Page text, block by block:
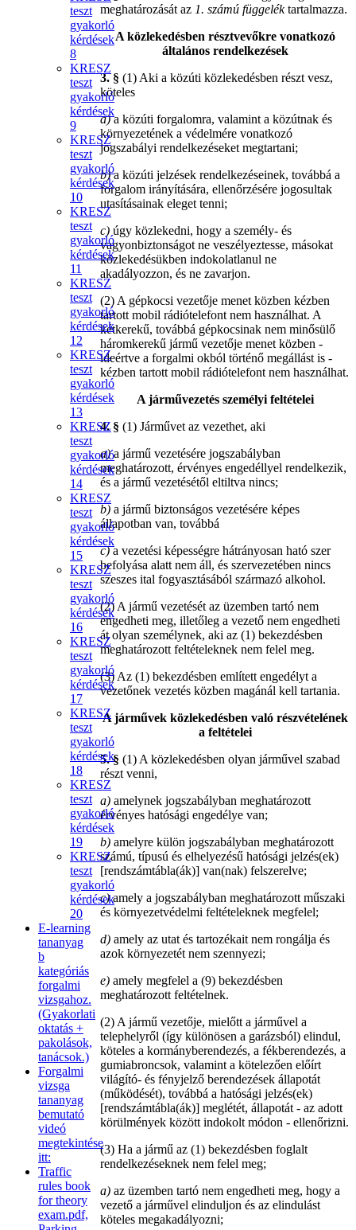
meghatározását az 1. számú függeléktartalmazza.
A közlekedésben résztvevőkre vonatkozó
általános rendelkezések
3. § (1) Aki a közúti közlekedésben részt vesz,
köteles
a)a közúti forgalomra, valamint a közútnak és
környezetének a védelmére vonatkozó
jogszabályi rendelkezéseket megtartani;
b)a közúti jelzések rendelkezéseinek, továbbá a
forgalom irányítására, ellenőrzésére jogosultak
utasításainak eleget tenni;
c) úgy közlekedni, hogy a személy- és
vagyonbiztonságot ne veszélyeztesse, másokat
közlekedésükben indokolatlanul ne
akadályozzon, és ne zavarjon.
(2) A gépkocsi vezetője menet közben kézben
tartott mobil rádiótelefont nem használhat. A
kétkerekű, továbbá gépkocsinak nem minősülő
háromkerekű jármű vezetője menet közben -
ideértve a forgalmi okból történő megállást is -
kézben tartott mobil rádiótelefont nem használhat.
A járművezetés személyi feltételei
4. § (1) Járművet az vezethet, aki
a)a jármű vezetésére jogszabályban
meghatározott, érvényes engedéllyel rendelkezik,
és a jármű vezetésétől eltiltva nincs;
b) a jármű biztonságos vezetésére képes
állapotban van, továbbá
c)a vezetési képességre hátrányosan ható szer
befolyása alatt nem áll, és szervezetében nincs
szeszes ital fogyasztásából származó alkohol.
(2) A jármű vezetését az üzemben tartó nem
engedheti meg, illetőleg a vezető nem engedheti
át olyan személynek, aki az (1) bekezdésben
meghatározott feltételeknek nem felel meg.
(3) Az (1) bekezdésben említett engedélyt a
vezetőnek vezetés közben magánál kell tartania.
A járművek közlekedésben való részvételének
a feltételei
5. § (1) A közlekedésben olyan járművel szabad
részt venni,
a) amelynek jogszabályban meghatározott
érvényes hatósági engedélye van;
b) amelyre külön jogszabályban meghatározott
számú, típusú és elhelyezésű hatósági jelzés(ek)
[rendszámtábla(ák)] van(nak) felszerelve;
c)amely a jogszabályban meghatározott műszaki
és környezetvédelmi feltételeknek megfelel;
d) amely az utat és tartozékait nem rongálja és
azok környezetét nem szennyezi;
e) amely megfelel a (9) bekezdésben
meghatározott feltételnek.
(2) A jármű vezetője, mielőtt a járművel a
telephelyről (így különösen a garázsból) elindul,
köteles a kormányberendezés, a fékberendezés, a
gumiabroncsok, valamint a kötelezően előírt
világító- és fényjelző berendezések állapotát
(működését), továbbá a hatósági jelzés(ek)
[rendszámtábla(ák)] meglétét, állapotát - az adott
körülmények között indokolt módon - ellenőrizni.
(3) Ha a jármű az (1) bekezdésben foglalt
rendelkezéseknek nem felel meg;
a) az üzemben tartó nem engedheti meg, hogy a
vezető a járművel elinduljon és az elindulást
köteles megakadályozni;
teszt
gyakorló
kérdések
8
KRESZ
teszt
gyakorló
kérdések
9
KRESZ
teszt
gyakorló
kérdések
10
KRESZ
teszt
gyakorló
kérdések
11
KRESZ
teszt
gyakorló
kérdések
12
KRESZ
teszt
gyakorló
kérdések
13
KRESZ
teszt
gyakorló
kérdések
14
KRESZ
teszt
gyakorló
kérdések
15
KRESZ
teszt
gyakorló
kérdések
16
KRESZ
teszt
gyakorló
kérdések
17
KRESZ
teszt
gyakorló
kérdések
18
KRESZ
teszt
gyakorló
kérdések
19
KRESZ
teszt
gyakorló
kérdések
20
E-learning
tananyag
b
kategóriás
forgalmi
vizsgahoz.
(Gyakorlati
oktatás +
pakolások,
tanácsok.)
Forgalmi
vizsga
tananyag
bemutató
videó
megtekintése
itt:
Traffic
rules book
for theory
exam.pdf,